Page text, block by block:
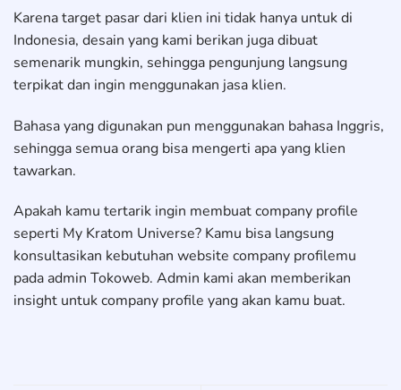
Karena target pasar dari klien ini tidak hanya untuk di
Indonesia, desain yang kami berikan juga dibuat
semenarik mungkin, sehingga pengunjung langsung
terpikat dan ingin menggunakan jasa klien.
Bahasa yang digunakan pun menggunakan bahasa Inggris,
sehingga semua orang bisa mengerti apa yang klien
tawarkan.
Apakah kamu tertarik ingin membuat company profile
seperti My Kratom Universe? Kamu bisa langsung
konsultasikan kebutuhan website company profilemu
pada admin Tokoweb. Admin kami akan memberikan
insight untuk company profile yang akan kamu buat.